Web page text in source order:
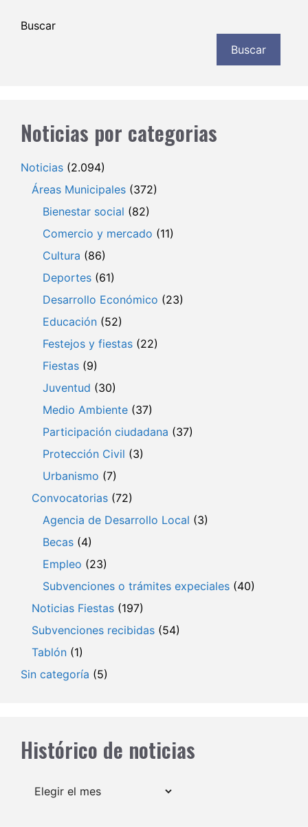
Buscar
Buscar
Noticias por categorias
Noticias (2.094)
Áreas Municipales (372)
Bienestar social (82)
Comercio y mercado (11)
Cultura (86)
Deportes (61)
Desarrollo Económico (23)
Educación (52)
Festejos y fiestas (22)
Fiestas (9)
Juventud (30)
Medio Ambiente (37)
Participación ciudadana (37)
Protección Civil (3)
Urbanismo (7)
Convocatorias (72)
Agencia de Desarrollo Local (3)
Becas (4)
Empleo (23)
Subvenciones o trámites expeciales (40)
Noticias Fiestas (197)
Subvenciones recibidas (54)
Tablón (1)
Sin categoría (5)
Histórico de noticias
Archivos